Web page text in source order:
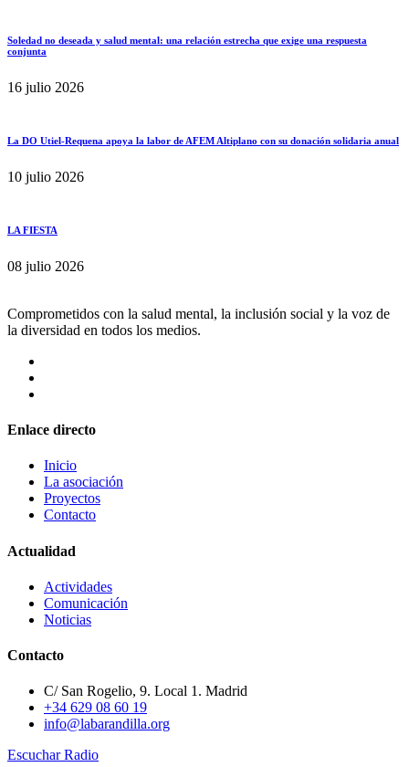
Soledad no deseada y salud mental: una relación estrecha que exige una respuesta
conjunta
16 julio 2026
La DO Utiel-Requena apoya la labor de AFEM Altiplano con su donación solidaria anual
10 julio 2026
LA FIESTA
08 julio 2026
Comprometidos con la salud mental, la inclusión social y la voz de
la diversidad en todos los medios.
Enlace directo
Inicio
La asociación
Proyectos
Contacto
Actualidad
Actividades
Comunicación
Noticias
Contacto
C/ San Rogelio, 9. Local 1. Madrid
+34 629 08 60 19
info@labarandilla.org
Escuchar Radio